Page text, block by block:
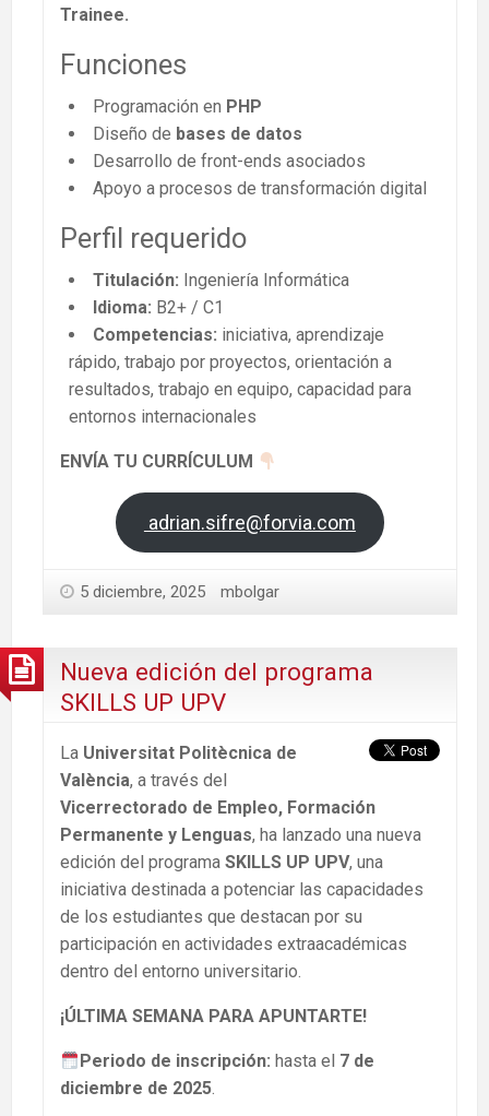
Trainee.
Funciones
Programación en PHP
Diseño de bases de datos
Desarrollo de front-ends asociados
Apoyo a procesos de transformación digital
Perfil requerido
Titulación: Ingeniería Informática
Idioma: B2+ / C1
Competencias: iniciativa, aprendizaje
rápido, trabajo por proyectos, orientación a
resultados, trabajo en equipo, capacidad para
entornos internacionales
ENVÍA TU CURRÍCULUM
adrian.sifre@forvia.com
5 diciembre, 2025 mbolgar
Nueva edición del programa
SKILLS UP UPV
La Universitat Politècnica de
València, a través del
Vicerrectorado de Empleo, Formación
Permanente y Lenguas, ha lanzado una nueva
edición del programa SKILLS UP UPV, una
iniciativa destinada a potenciar las capacidades
de los estudiantes que destacan por su
participación en actividades extraacadémicas
dentro del entorno universitario.
¡ÚLTIMA SEMANA PARA APUNTARTE!
Periodo de inscripción: hasta el 7 de
diciembre de 2025.